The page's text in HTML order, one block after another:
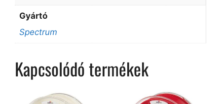
Gyártó
Spectrum
Kapcsolódó termékek